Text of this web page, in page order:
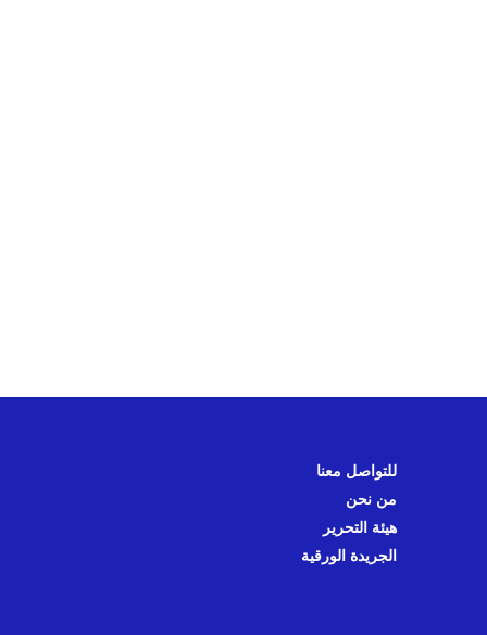
للتواصل معنا
من نحن
هيئة التحرير
الجريدة الورقية